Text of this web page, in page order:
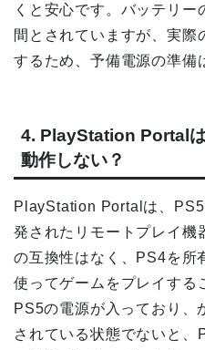
くと安心です。バッテリ
間とされていますが、実際
するため、予備電源の準備
4. PlayStation Portal
動作しない？
PlayStation Portalは、PS5
発されたリモートプレイ機
の互換性はなく、PS4を所
使ってゲームをプレイする
PS5の電源が入っており、
されている状態でないと